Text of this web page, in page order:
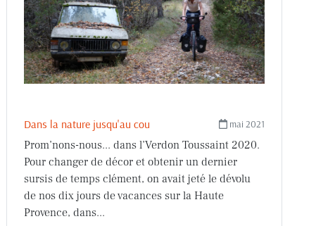
mai 2021
Dans la nature jusqu'au cou
Prom’nons-nous... dans l’Verdon Toussaint 2020.
Pour changer de décor et obtenir un dernier
sursis de temps clément, on avait jeté le dévolu
de nos dix jours de vacances sur la Haute
Provence, dans...